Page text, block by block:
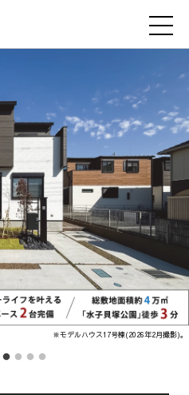
※モデルハウス17号棟(2026年2月撮影)。